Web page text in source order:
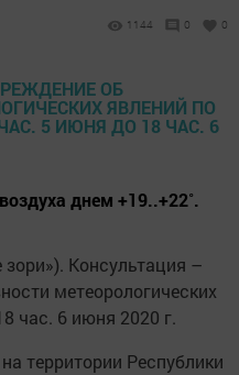
1144 0 0
днем +19..+22˚.
Консультация –
метеорологических
час. 6 июня 2020 г.
территории Республики